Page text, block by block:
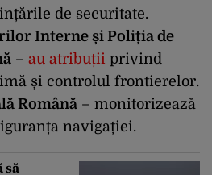
de securitate.
Interne și Poliția de
– au atribuții privind
și controlul frontierelor.
Română – monitorizează
navigației.
să